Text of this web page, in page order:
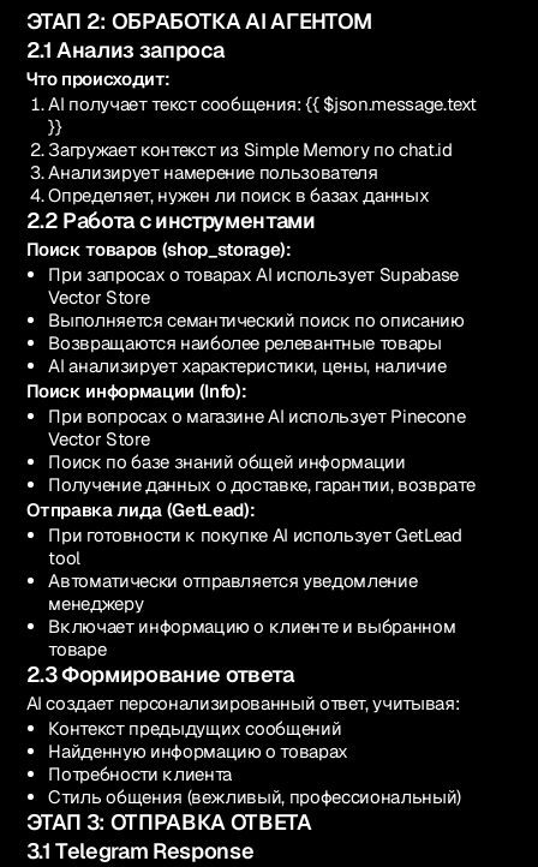
ЭТАП 2: ОБРАБОТКА AI АГЕНТОМ
2.1 Анализ запроса
Что происходит:
AI получает текст сообщения: {{ $json.message.text
}}
Загружает контекст из Simple Memory по chat.id
Анализирует намерение пользователя
Определяет, нужен ли поиск в базах данных
2.2 Работа с инструментами
Поиск товаров (shop_storage):
При запросах о товарах AI использует Supabase
Vector Store
Выполняется семантический поиск по описанию
Возвращаются наиболее релевантные товары
AI анализирует характеристики, цены, наличие
Поиск информации (Info):
При вопросах о магазине AI использует Pinecone
Vector Store
Поиск по базе знаний общей информации
Получение данных о доставке, гарантии, возврате
Отправка лида (GetLead):
При готовности к покупке AI использует GetLead
tool
Автоматически отправляется уведомление
менеджеру
Включает информацию о клиенте и выбранном
товаре
2.3 Формирование ответа
AI создает персонализированный ответ, учитывая:
Контекст предыдущих сообщений
Найденную информацию о товарах
Потребности клиента
Стиль общения (вежливый, профессиональный)
ЭТАП 3: ОТПРАВКА ОТВЕТА
3.1 Telegram Response